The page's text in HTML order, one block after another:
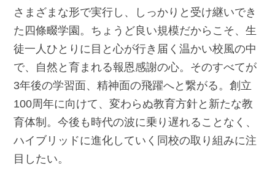
さまざまな形で実行し、しっかりと受け継いでき
た四條畷学園。ちょうど良い規模だからこそ、生
徒一人ひとりに目と心が行き届く温かい校風の中
で、自然と育まれる報恩感謝の心。そのすべてが
3年後の学習面、精神面の飛躍へと繋がる。創立
100周年に向けて、変わらぬ教育方針と新たな教
育体制。今後も時代の波に乗り遅れることなく、
ハイブリッドに進化していく同校の取り組みに注
目したい。